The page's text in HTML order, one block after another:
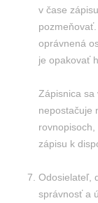
v čase
oprávnená
je opakovať
Zápisnica sa
nepostačuje
zápisu k
Odosielateľ,
správnosť a